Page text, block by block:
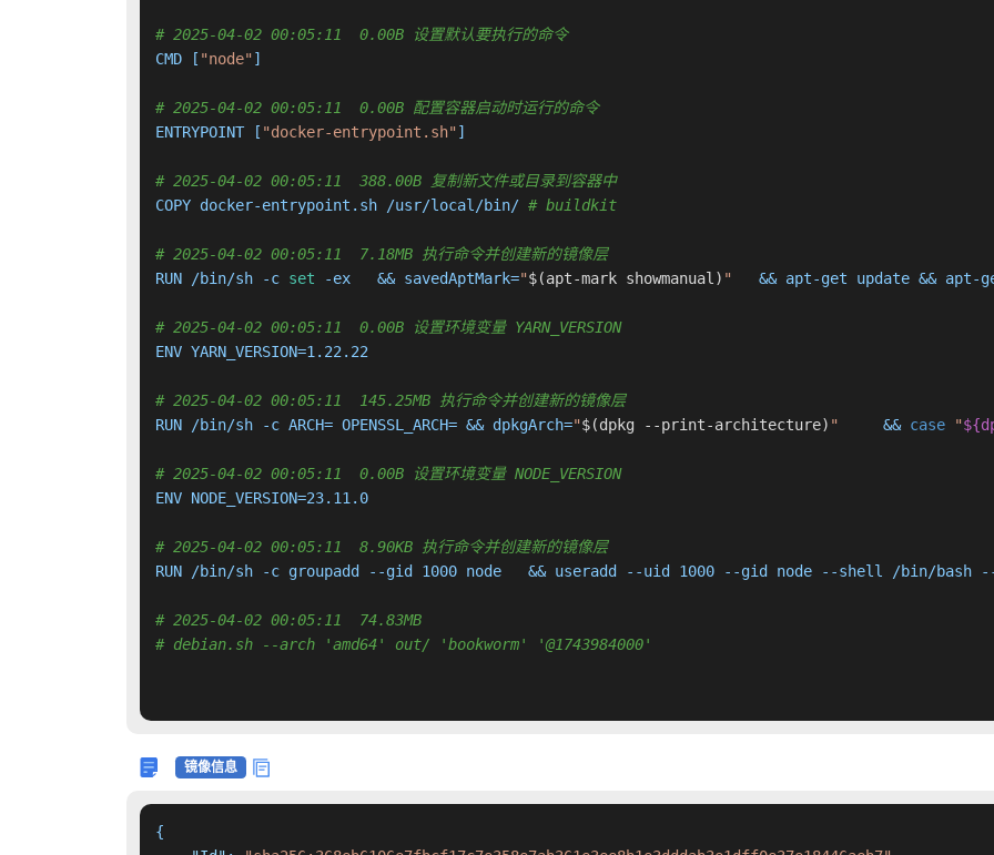
# 2025-04-02 00:05:11  0.00B 设置默认要执行的命令
CMD [ "node" ]
# 2025-04-02 00:05:11  0.00B 配置容器启动时运行的命令
ENTRYPOINT [ "docker-entrypoint.sh" ]
# 2025-04-02 00:05:11  388.00B 复制新文件或目录到容器中
COPY docker-entrypoint.sh /usr/local/bin/ # buildkit
# 2025-04-02 00:05:11  7.18MB 执行命令并创建新的镜像层
RUN /bin/sh -c set -ex   && savedAptMark="$(apt-mark showmanual) "
&& apt-get update && apt-
# 2025-04-02 00:05:11  0.00B 设置环境变量 YARN_VERSION
ENV YARN_VERSION=1.22.22
# 2025-04-02 00:05:11  145.25MB 执行命令并创建新的镜像层
RUN /bin/sh -c ARCH= OPENSSL_ARCH= && dpkgArch="$(dpkg --print-architecture) "
     &&
case "
# 2025-04-02 00:05:11  0.00B 设置环境变量 NODE_VERSION
ENV NODE_VERSION=23.11.0
# 2025-04-02 00:05:11  8.90KB 执行命令并创建新的镜像层
RUN /bin/sh -c groupadd --gid 1000 node   && useradd --uid 1000 --gid node --shell /bin/bash --
# 2025-04-02 00:05:11  74.83MB
# debian.sh --arch 'amd64' out/ 'bookworm' '@1743984000'
镜像信息
{